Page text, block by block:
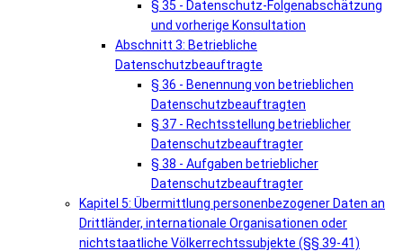
§ 35 - Datenschutz-Folgenabschätzung
und vorherige Konsultation
Abschnitt 3: Betriebliche
Datenschutzbeauftragte
§ 36 - Benennung von betrieblichen
Datenschutzbeauftragten
§ 37 - Rechtsstellung betrieblicher
Datenschutzbeauftragter
§ 38 - Aufgaben betrieblicher
Datenschutzbeauftragter
Kapitel 5: Übermittlung personenbezogener Daten an
Drittländer, internationale Organisationen oder
nichtstaatliche Völkerrechtssubjekte (§§ 39-41)